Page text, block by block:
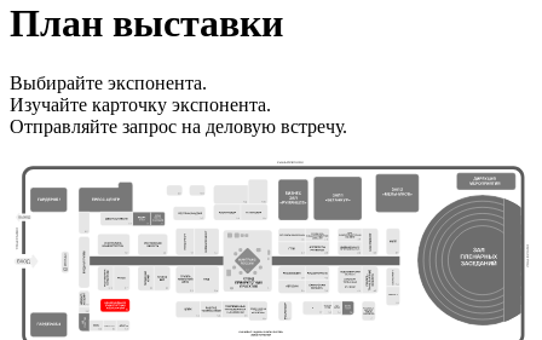
План выставки
Выбирайте экспонента.
Изучайте карточку экспонента.
Отправляйте запрос на деловую встречу.